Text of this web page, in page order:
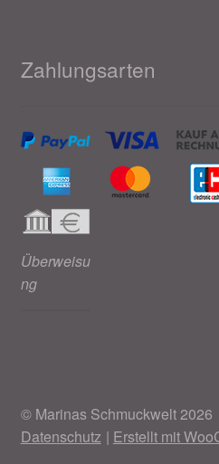
Zahlungsarten
Überweisu
ng
© Marinas Schmuckwelt 2026
Datenschutz
Erstellt mit